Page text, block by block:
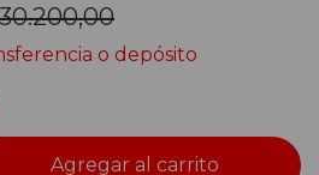
o depósito